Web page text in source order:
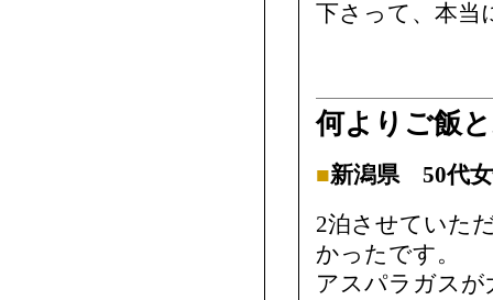
下さって、本当
何よりご飯
■新潟県 50代
2泊させていた
かったです。
アスパラガス